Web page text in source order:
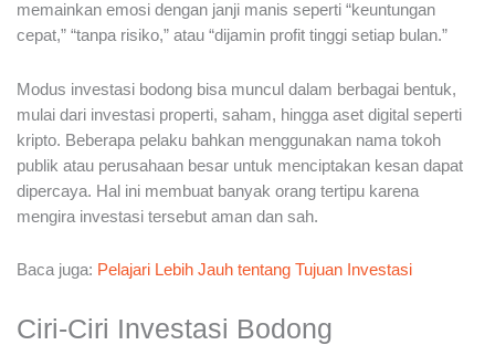
memainkan emosi dengan janji manis seperti “keuntungan
cepat,” “tanpa risiko,” atau “dijamin profit tinggi setiap bulan.”
Modus investasi bodong bisa muncul dalam berbagai bentuk,
mulai dari investasi properti, saham, hingga aset digital seperti
kripto. Beberapa pelaku bahkan menggunakan nama tokoh
publik atau perusahaan besar untuk menciptakan kesan dapat
dipercaya. Hal ini membuat banyak orang tertipu karena
mengira investasi tersebut aman dan sah.
Baca juga: Pelajari Lebih Jauh tentang Tujuan Investasi
Ciri-Ciri Investasi Bodong